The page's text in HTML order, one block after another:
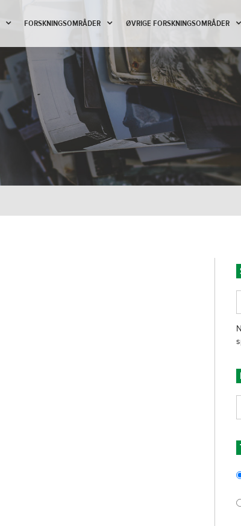
FORSKNINGSOMRÅDER ØVRIGE FORSKNINGSOMRÅDER